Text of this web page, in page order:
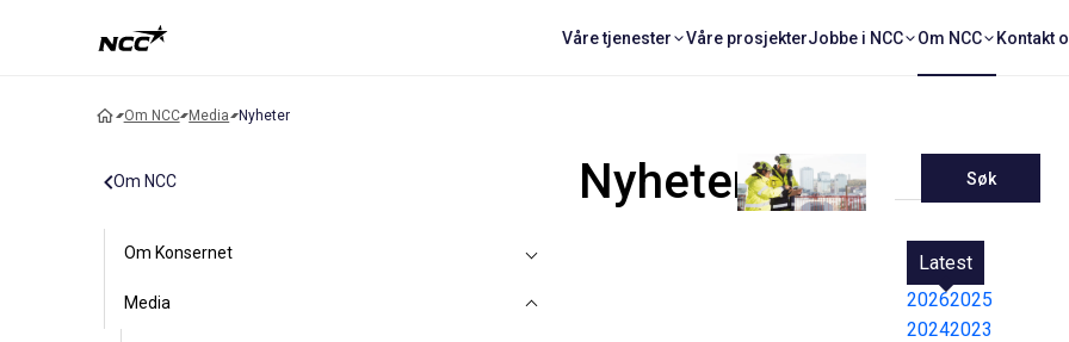
Våre tjenester Våre prosjekterJobbe i NCC Om NCC Kontakt
Om NCC Media Nyheter
Om NCC
Om Konsernet
Media
Nyheter Søk
Latest
20262025
20242023